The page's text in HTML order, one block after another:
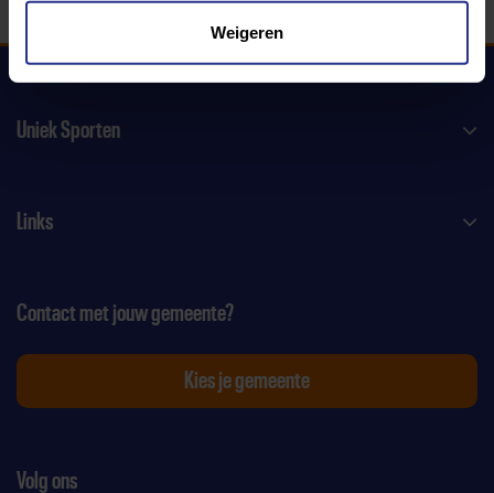
Weigeren
Uniek Sporten
Links
Volg ons
Contact met jouw gemeente?
Kies je gemeente